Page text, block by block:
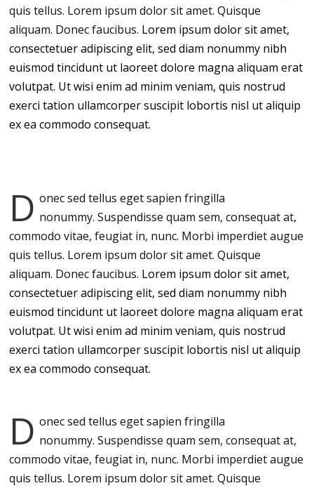
quis tellus. Lorem ipsum dolor sit amet. Quisque
aliquam. Donec faucibus. Lorem ipsum dolor sit amet,
consectetuer adipiscing elit, sed diam nonummy nibh
euismod tincidunt ut laoreet dolore magna aliquam erat
volutpat. Ut wisi enim ad minim veniam, quis nostrud
exerci tation ullamcorper suscipit lobortis nisl ut aliquip
ex ea commodo consequat.
D onec sed tellus eget sapien fringilla
nonummy.Suspendisse quam sem, consequat at,
commodo vitae, feugiat in, nunc. Morbi imperdiet augue
quis tellus. Lorem ipsum dolor sit amet. Quisque
aliquam. Donec faucibus. Lorem ipsum dolor sit amet,
consectetuer adipiscing elit, sed diam nonummy nibh
euismod tincidunt ut laoreet dolore magna aliquam erat
volutpat. Ut wisi enim ad minim veniam, quis nostrud
exerci tation ullamcorper suscipit lobortis nisl ut aliquip
ex ea commodo consequat.
D onec sed tellus eget sapien fringilla
nonummy.Suspendisse quam sem, consequat at,
commodo vitae, feugiat in, nunc. Morbi imperdiet augue
quis tellus. Lorem ipsum dolor sit amet. Quisque